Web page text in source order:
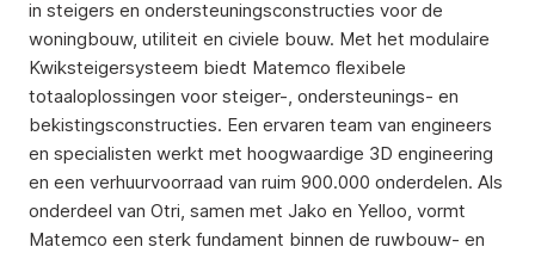
in steigers en ondersteuningsconstructies voor de
woningbouw, utiliteit en civiele bouw. Met het modulaire
Kwiksteigersysteem biedt Matemco flexibele
totaaloplossingen voor steiger-, ondersteunings- en
bekistingsconstructies. Een ervaren team van engineers
en specialisten werkt met hoogwaardige 3D engineering
en een verhuurvoorraad van ruim 900.000 onderdelen. Als
onderdeel van Otri, samen met Jako en Yelloo, vormt
Matemco een sterk fundament binnen de ruwbouw- en